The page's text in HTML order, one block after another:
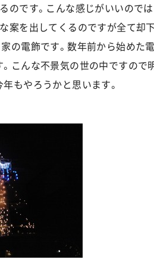
のです。こんな感じがいいので
案を出してくるのですが全て却下
の電飾です。数年前から始めた
こんな不景気の世の中ですので
もやろうかと思います。